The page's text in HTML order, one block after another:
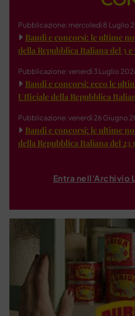
Pubblicazione: mercoledì 8 Luglio
Bandi e concorsi: le ultime
della Repubblica Italiana del 3 e
Pubblicazione: venerdì 3 Luglio
Bandi e concorsi: ecco le
Ufficiale della Repubblica
Pubblicazione: venerdì 26 Giugno
Bandi e concorsi: le ultime
della Repubblica Italiana del 23
Entra nell'Archivio